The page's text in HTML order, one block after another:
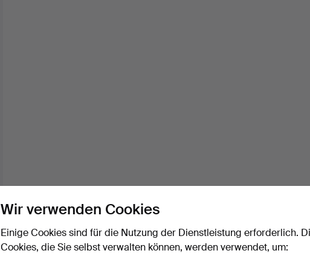
Wir verwenden Cookies
Einige Cookies sind für die Nutzung der Dienstleistung erforderlich.
Cookies, die Sie selbst verwalten können, werden verwendet, um: